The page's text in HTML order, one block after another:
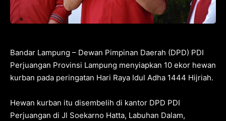
Bandar Lampung – Dewan Pimpinan Daerah (DPD) PDI
Perjuangan Provinsi Lampung menyiapkan 10 ekor hewan
kurban pada peringatan Hari Raya Idul Adha 1444 Hijriah.
Hewan kurban itu disembelih di kantor DPD PDI
Perjuangan di Jl Soekarno Hatta, Labuhan Dalam,